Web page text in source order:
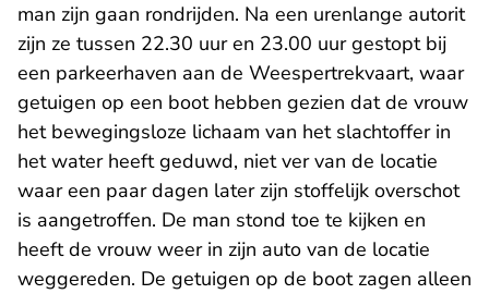
man zijn gaan rondrijden. Na een urenlange autorit
zijn ze tussen 22.30 uur en 23.00 uur gestopt bij
een parkeerhaven aan de Weespertrekvaart, waar
getuigen op een boot hebben gezien dat de vrouw
het bewegingsloze lichaam van het slachtoffer in
het water heeft geduwd, niet ver van de locatie
waar een paar dagen later zijn stoffelijk overschot
is aangetroffen. De man stond toe te kijken en
heeft de vrouw weer in zijn auto van de locatie
weggereden. De getuigen op de boot zagen alleen